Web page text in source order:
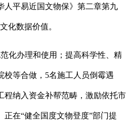
人平易近国文物保》第二章第九
化数据价值。
办理和使用；提高科学性、精
校等合做，5名施工人员倒霉遇
程纳入资金补帮范畴，激励依托市
在“健全国度文物登度”部门提